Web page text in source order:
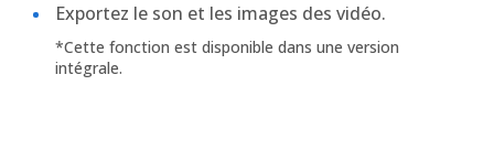
Exportez le son et les images des vidéo.
*Cette fonction est disponible dans une version
intégrale.